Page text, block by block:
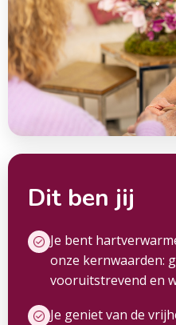
Dit ben jij
Je bent
onze kernwaarden:
vooruitstrevend en
Je geniet van de